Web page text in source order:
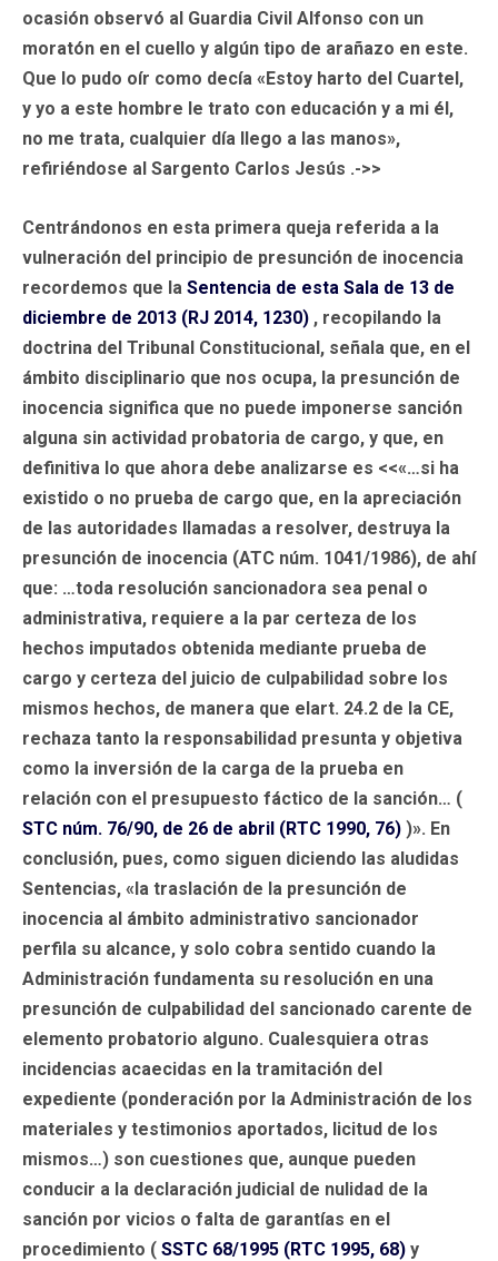
ocasión observó al Guardia Civil Alfonso con un
moratón en el cuello y algún tipo de arañazo en este.
Que lo pudo oír como decía «Estoy harto del Cuartel,
y yo a este hombre le trato con educación y a mi él,
no me trata, cualquier día llego a las manos»,
refiriéndose al Sargento Carlos Jesús .->>
Centrándonos en esta primera queja referida a la
vulneración del principio de presunción de inocencia
recordemos que la Sentencia de esta Sala de 13 de
diciembre de 2013 (RJ 2014, 1230) , recopilando la
doctrina del Tribunal Constitucional, señala que, en el
ámbito disciplinario que nos ocupa, la presunción de
inocencia significa que no puede imponerse sanción
alguna sin actividad probatoria de cargo, y que, en
definitiva lo que ahora debe analizarse es <<«…si ha
existido o no prueba de cargo que, en la apreciación
de las autoridades llamadas a resolver, destruya la
presunción de inocencia (ATC núm. 1041/1986), de ahí
que: …toda resolución sancionadora sea penal o
administrativa, requiere a la par certeza de los
hechos imputados obtenida mediante prueba de
cargo y certeza del juicio de culpabilidad sobre los
mismos hechos, de manera que elart. 24.2 de la CE,
rechaza tanto la responsabilidad presunta y objetiva
como la inversión de la carga de la prueba en
relación con el presupuesto fáctico de la sanción… (
STC núm. 76/90, de 26 de abril (RTC 1990, 76) )». En
conclusión, pues, como siguen diciendo las aludidas
Sentencias, «la traslación de la presunción de
inocencia al ámbito administrativo sancionador
perfila su alcance, y solo cobra sentido cuando la
Administración fundamenta su resolución en una
presunción de culpabilidad del sancionado carente de
elemento probatorio alguno. Cualesquiera otras
incidencias acaecidas en la tramitación del
expediente (ponderación por la Administración de los
materiales y testimonios aportados, licitud de los
mismos…) son cuestiones que, aunque pueden
conducir a la declaración judicial de nulidad de la
sanción por vicios o falta de garantías en el
procedimiento ( SSTC 68/1995 (RTC 1995, 68) y